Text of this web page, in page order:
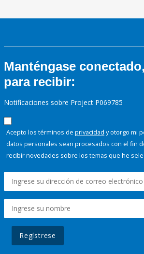
Manténgase
para recibir:
Notificaciones sobre Project P069785
Acepto los términos de privacidad y otorgo mi
datos personales sean procesados con el fin
recibir novedades sobre los temas que he
Regístrese